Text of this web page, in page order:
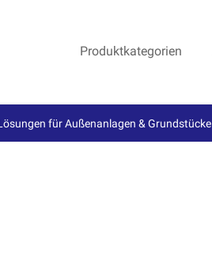
Produktkategorien
für Außenanlagen & Grundstücke